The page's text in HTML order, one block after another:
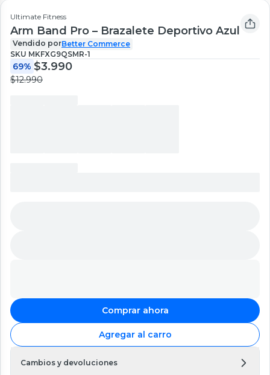
Ultimate Fitness
Arm Band Pro – Brazalete Deportivo Azul
Vendido porBetter Commerce
SKU MKFXG9QSMR-1
69% $3.990
$12.990
Comprar ahora
Agregar al carro
Cambios y devoluciones